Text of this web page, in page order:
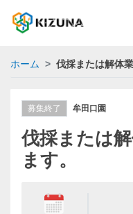
ホーム 伐採または解体
募集終了 牟田口園
伐採または
ます。